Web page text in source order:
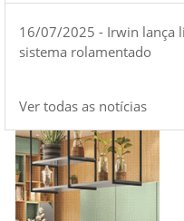
16/07/2025 - Irwin lança
sistema rolamentado
Ver todas as notícias